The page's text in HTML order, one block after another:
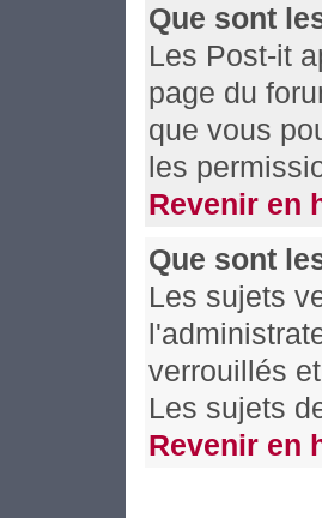
Que sont
Les Post-it
page du
que vous
les
Revenir en
Que sont
Les sujets
verrouillés
Les sujets
Revenir en